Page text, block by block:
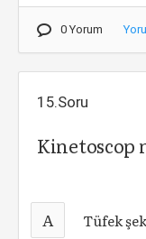
0 Yorum
15.Soru
Kinetoscop
A Tüfek